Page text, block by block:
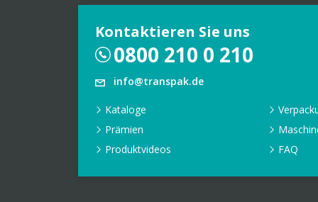
Kontaktieren Sie uns
0800 210 0 210
info@transpak.de
Kataloge
Prämien
Produktvideos
FAQ